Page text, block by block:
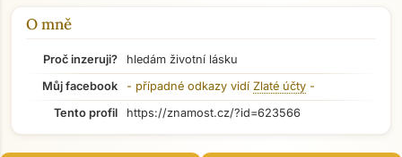
Přejít na hlavní obsah
O mně
Proč inzeruji?
hledám životní lásku
Můj facebook
- případné odkazy vidí Zlaté účty -
Tento profil
https://znamost.cz/?id=623566